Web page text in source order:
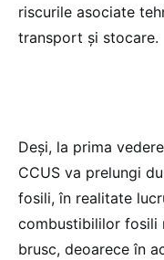
riscurile asociate
transport și stocare.
Deși, la prima
CCUS va prelungi
fosili, în realitate
combustibililor fosili
brusc, deoarece în